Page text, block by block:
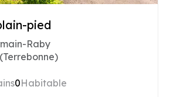
pied
Raby
0Habitable